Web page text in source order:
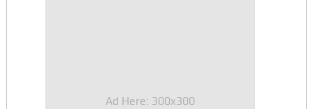
Ad Here: 300x300